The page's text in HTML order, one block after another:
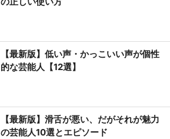
【最新版】低い声・かっこいい声が個性
的な芸能人【12選】
【最新版】滑舌が悪い、だがそれが魅力
の芸能人10選とエピソード